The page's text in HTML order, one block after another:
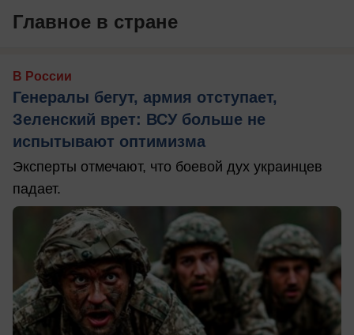
Главное в стране
В России
Генералы бегут, армия отступает,
Зеленский врет: ВСУ больше не
испытывают оптимизма
Эксперты отмечают, что боевой дух украинцев
падает.